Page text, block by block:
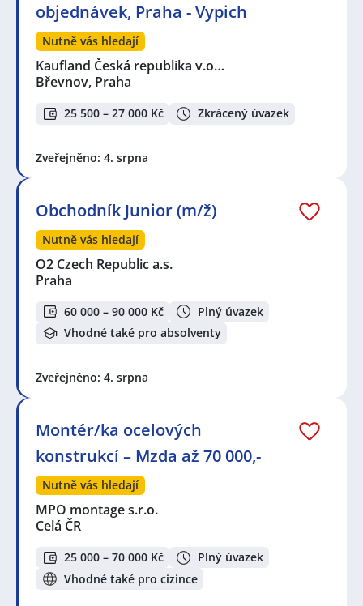
objednávek, Praha - Vypich
Nutně vás hledají
Kaufland Česká republika v.o…
Břevnov, Praha
25 500 – 27 000 Kč Zkrácený úvazek
Zveřejněno: 4. srpna
Obchodník Junior (m/ž)
Nutně vás hledají
O2 Czech Republic a.s.
Praha
60 000 – 90 000 Kč
Plný úvazek
Vhodné také pro absolventy
Zveřejněno: 4. srpna
Montér/ka ocelových
konstrukcí – Mzda až 70 000,-
Nutně vás hledají
MPO montage s.r.o.
Celá ČR
25 000 – 70 000 Kč
Plný úvazek
Vhodné také pro cizince